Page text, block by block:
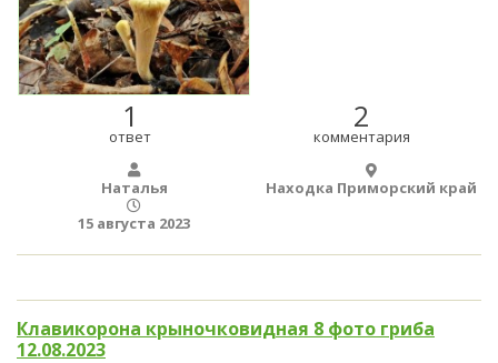
1
ответ
2
комментария
Наталья
Находка Приморский край
15 августа 2023
Клавикорона крыночковидная 8 фото гриба
12.08.2023